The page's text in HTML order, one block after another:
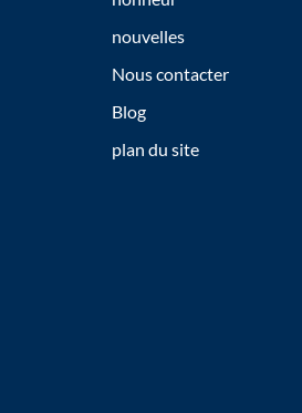
nouvelles
Nous contacter
Blog
plan du site